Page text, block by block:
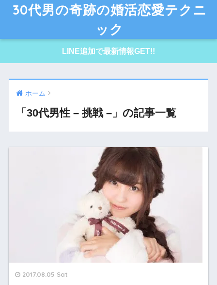
30代男の奇跡の婚活恋愛テクニ
ック
LINE追加で最新情報GET!!
ホーム
「30代男性 – 挑戦 –」の記事一覧
2017.08.05 Sat